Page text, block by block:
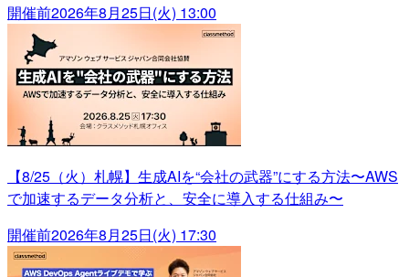
開催前2026年8月25日(火) 13:00
【8/25（火）札幌】生成AIを“会社の武器”にする方法〜AWS
で加速するデータ分析と、安全に導入する仕組み〜
開催前2026年8月25日(火) 17:30